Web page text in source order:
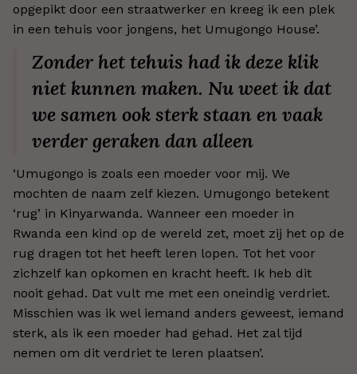
opgepikt door een straatwerker en kreeg ik een plek
in een tehuis voor jongens, het Umugongo House’.
Zonder het tehuis had ik deze klik
niet kunnen maken. Nu weet ik dat
we samen ook sterk staan en vaak
verder geraken dan alleen
‘Umugongo is zoals een moeder voor mij. We
mochten de naam zelf kiezen. Umugongo betekent
‘rug’ in Kinyarwanda. Wanneer een moeder in
Rwanda een kind op de wereld zet, moet zij het op de
rug dragen tot het heeft leren lopen. Tot het voor
zichzelf kan opkomen en kracht heeft. Ik heb dit
nooit gehad. Dat vult me met een oneindig verdriet.
Misschien was ik wel iemand anders geweest, iemand
sterk, als ik een moeder had gehad. Het zal tijd
nemen om dit verdriet te leren plaatsen’.